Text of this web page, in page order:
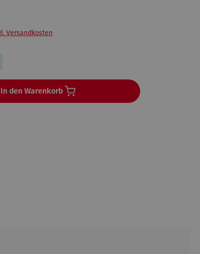
Versandkosten
In den Warenkorb